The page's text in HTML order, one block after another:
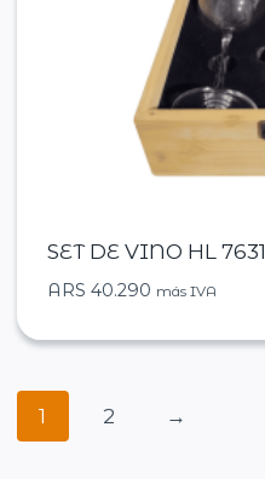
SET DE VINO HL 7631
ARS 40.290 más IVA
1 2 →